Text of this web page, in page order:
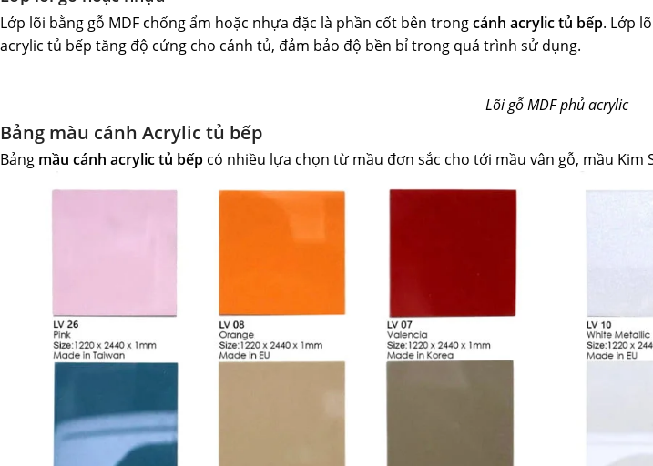
Lớp lõi bằng gỗ MDF chống ẩm hoặc nhựa đặc là phần cốt bên trongcánh acrylic tủ bếp. Lớp
acrylic tủ bếp tăng độ cứng cho cánh tủ, đảm bảo độ bền bỉ trong quá trình sử dụng.
Lõi gỗ MDF phủ acrylic
Bảng màu cánh Acrylic tủ bếp
Bảng mầu cánh acrylic tủ bếp có nhiều lựa chọn từ mầu đơn sắc cho tới mầu vân gỗ, mầu